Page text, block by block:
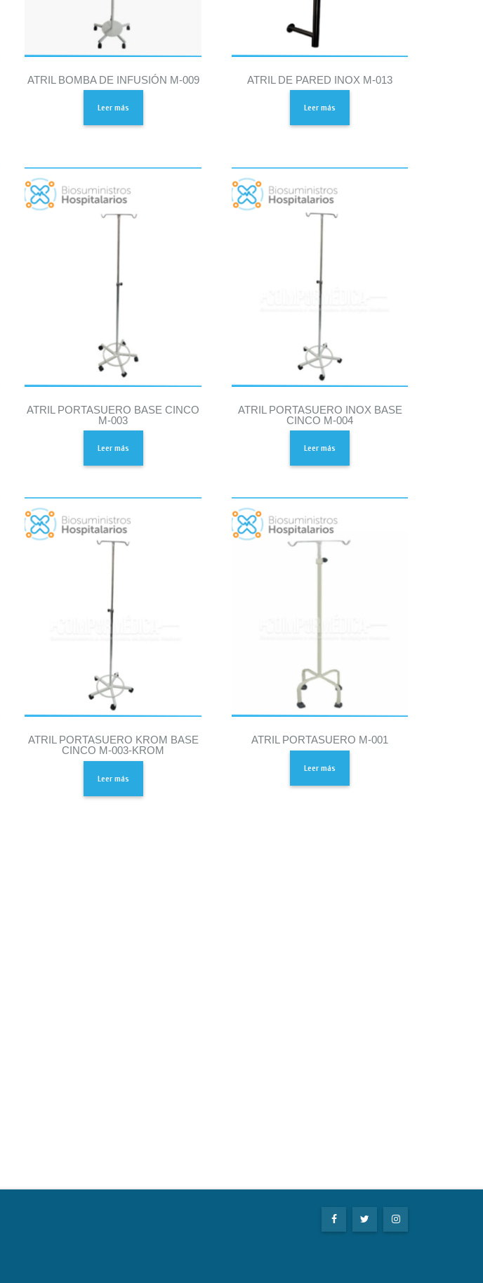
ATRIL BOMBA DE INFUSIÓN M-009
Leer más
ATRIL DE PARED INOX M-013
Leer más
ATRIL PORTASUERO BASE CINCO
M-003
Leer más
ATRIL PORTASUERO INOX BASE
CINCO M-004
Leer más
ATRIL PORTASUERO KROM BASE
CINCO M-003-KROM
Leer más
ATRIL PORTASUERO M-001
Leer más